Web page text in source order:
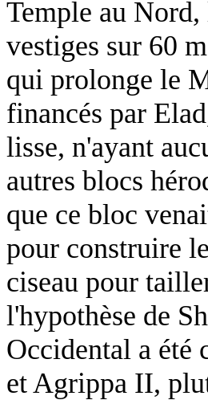
Temple au
vestiges sur 60 m
qui prolonge le
financés par
lisse, n'ayant
autres blocs
que ce bloc
pour construire
ciseau pour
l'hypothèse de
Occidental a été
et Agrippa II,